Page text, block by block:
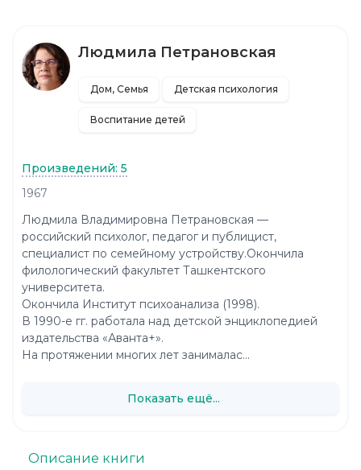
Описание книги
Людмила Петрановская
Дом, Семья Детская психология
Воспитание детей
Произведений: 5
1967
Людмила Владимировна Петрановская —
российский психолог, педагог и публицист,
специалист по семейному устройству.Окончила
филологический факультет Ташкентского
университета.
Окончила Институт психоанализа (1998).
В 1990-е гг. работала над детской энциклопедией
издательства «Аванта+».
На протяжении многих лет занималас...
Показать ещё...